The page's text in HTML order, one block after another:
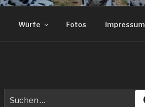
Würfe Fotos Impressum
nach: